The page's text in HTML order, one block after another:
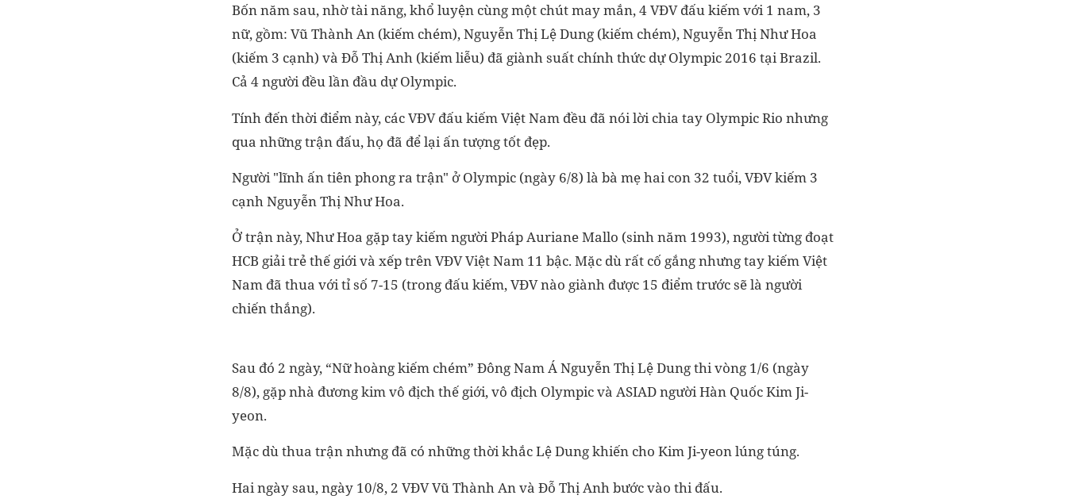
Bốn năm sau, nhờ tài năng, khổ luyện cùng một chút may mắn, 4 VĐV đấu kiếm với 1 nam, 3
nữ, gồm: Vũ Thành An (kiếm chém), Nguyễn Thị Lệ Dung (kiếm chém), Nguyễn Thị Như Hoa
(kiếm 3 cạnh) và Đỗ Thị Anh (kiếm liễu) đã giành suất chính thức dự Olympic 2016 tại Brazil.
Cả 4 người đều lần đầu dự Olympic.
Tính đến thời điểm này, các VĐV đấu kiếm Việt Nam đều đã nói lời chia tay Olympic Rio nhưng
qua những trận đấu, họ đã để lại ấn tượng tốt đẹp.
Người "lĩnh ấn tiên phong ra trận" ở Olympic (ngày 6/8) là bà mẹ hai con 32 tuổi, VĐV kiếm 3
cạnh Nguyễn Thị Như Hoa.
Ở trận này, Như Hoa gặp tay kiếm người Pháp Auriane Mallo (sinh năm 1993), người từng đoạt
HCB giải trẻ thế giới và xếp trên VĐV Việt Nam 11 bậc. Mặc dù rất cố gắng nhưng tay kiếm Việt
Nam đã thua với tỉ số 7-15 (trong đấu kiếm, VĐV nào giành được 15 điểm trước sẽ là người
chiến thắng).
Sau đó 2 ngày, “Nữ hoàng kiếm chém” Đông Nam Á Nguyễn Thị Lệ Dung thi vòng 1/6 (ngày
8/8), gặp nhà đương kim vô địch thế giới, vô địch Olympic và ASIAD người Hàn Quốc Kim Ji-
yeon.
Mặc dù thua trận nhưng đã có những thời khắc Lệ Dung khiến cho Kim Ji-yeon lúng túng.
Hai ngày sau, ngày 10/8, 2 VĐV Vũ Thành An và Đỗ Thị Anh bước vào thi đấu.